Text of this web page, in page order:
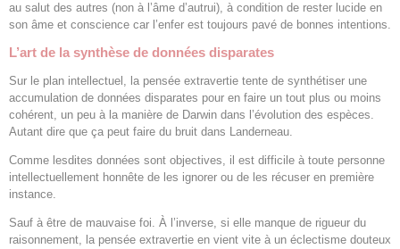
au salut des autres (non à l’âme d’autrui), à condition de rester lucide en
son âme et conscience car l’enfer est toujours pavé de bonnes intentions.
L’art de la synthèse de données disparates
Sur le plan intellectuel, la pensée extravertie tente de synthétiser une
accumulation de données disparates pour en faire un tout plus ou moins
cohérent, un peu à la manière de Darwin dans l’évolution des espèces.
Autant dire que ça peut faire du bruit dans Landerneau.
Comme lesdites données sont objectives, il est difficile à toute personne
intellectuellement honnête de les ignorer ou de les récuser en première
instance.
Sauf à être de mauvaise foi. À l’inverse, si elle manque de rigueur du
raisonnement, la pensée extravertie en vient vite à un éclectisme douteux